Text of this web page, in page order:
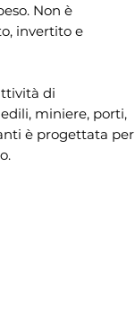
Non è
invertito e
di
miniere, porti,
è progettata per